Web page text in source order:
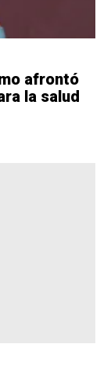
afrontó
la salud